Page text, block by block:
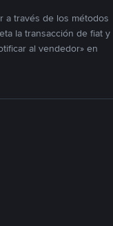
a través de los métodos
la transacción de fiat y
al vendedor» en